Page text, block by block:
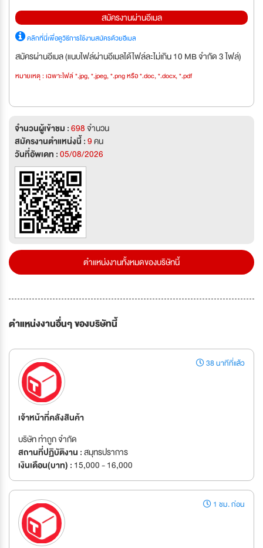
สมัครงานผ่านอีเมล
คลิกที่นี่เพื่อดูวิธีการใช้งานสมัครด้วยอีเมล
สมัครผ่านอีเมล (แนบไฟล์ผ่านอีเมลได้ไฟล์ละไม่เกิน 10 MB จำกัด 3 ไฟล์)
หมายเหตุ : เฉพาะไฟล์ *.jpg, *.jpeg, *.png หรือ *.doc, *.docx, *.pdf
จำนวนผู้เข้าชม :698จำนวน
สมัครงานตำแหน่งนี้ :9คน
วันที่อัพเดท :05/08/2026
ตำแหน่งงานทั้งหมดของบริษัทนี้
ตำแหน่งงานอื่นๆ ของบริษัทนี้
38 นาทีที่แล้ว
เจ้าหน้าที่คลังสินค้า
บริษัท ทำถูก จำกัด
สถานที่ปฏิบัติงาน :สมุทรปราการ
เงินเดือน(บาท) : 15,000 - 16,000
1 ชม. ก่อน